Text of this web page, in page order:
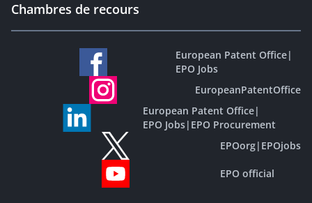
Chambres de recours
European Patent Office|
EPO Jobs
EuropeanPatentOffice
European Patent Office|
EPO Jobs| EPO Procurement
EPOorg| EPOjobs
EPO official